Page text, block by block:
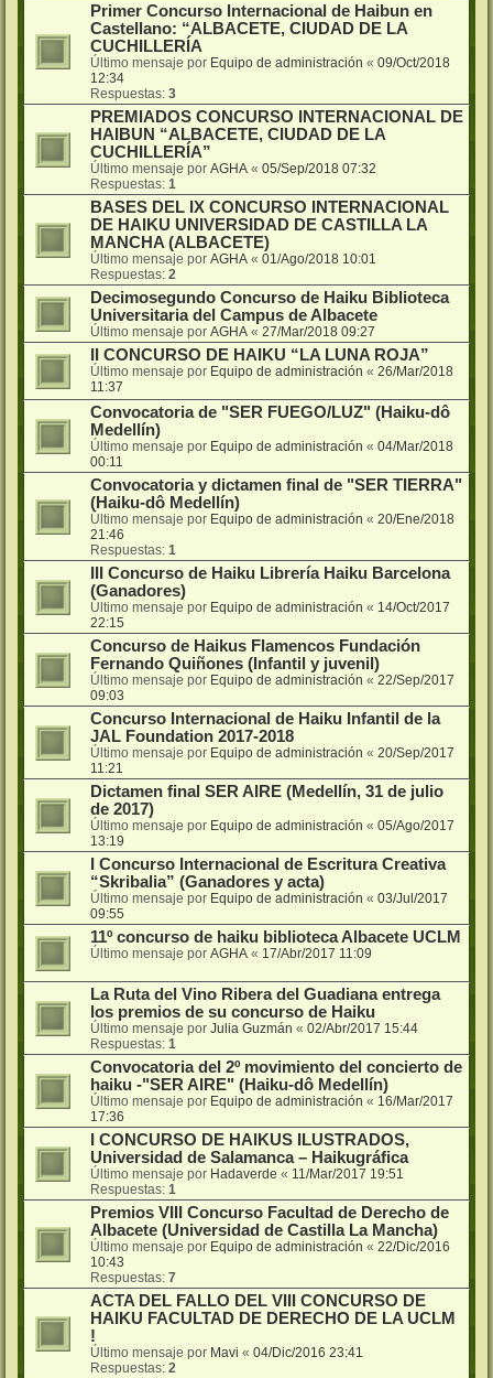
Primer Concurso Internacional de Haibun en
Castellano: “ALBACETE, CIUDAD DE LA
CUCHILLERÍA
Último mensaje por Equipo de administración « 09/Oct/2018
12:34
Respuestas: 3
PREMIADOS CONCURSO INTERNACIONAL DE
HAIBUN “ALBACETE, CIUDAD DE LA
CUCHILLERÍA”
Último mensaje por AGHA « 05/Sep/2018 07:32
Respuestas: 1
BASES DEL IX CONCURSO INTERNACIONAL
DE HAIKU UNIVERSIDAD DE CASTILLA LA
MANCHA (ALBACETE)
Último mensaje por AGHA « 01/Ago/2018 10:01
Respuestas: 2
Decimosegundo Concurso de Haiku Biblioteca
Universitaria del Campus de Albacete
Último mensaje por AGHA « 27/Mar/2018 09:27
II CONCURSO DE HAIKU “LA LUNA ROJA”
Último mensaje por Equipo de administración « 26/Mar/2018
11:37
Convocatoria de "SER FUEGO/LUZ" (Haiku-dô
Medellín)
Último mensaje por Equipo de administración « 04/Mar/2018
00:11
Convocatoria y dictamen final de "SER TIERRA"
(Haiku-dô Medellín)
Último mensaje por Equipo de administración « 20/Ene/2018
21:46
Respuestas: 1
III Concurso de Haiku Librería Haiku Barcelona
(Ganadores)
Último mensaje por Equipo de administración « 14/Oct/2017
22:15
Concurso de Haikus Flamencos Fundación
Fernando Quiñones (Infantil y juvenil)
Último mensaje por Equipo de administración « 22/Sep/2017
09:03
Concurso Internacional de Haiku Infantil de la
JAL Foundation 2017-2018
Último mensaje por Equipo de administración « 20/Sep/2017
11:21
Dictamen final SER AIRE (Medellín, 31 de julio
de 2017)
Último mensaje por Equipo de administración « 05/Ago/2017
13:19
I Concurso Internacional de Escritura Creativa
“Skribalia” (Ganadores y acta)
Último mensaje por Equipo de administración « 03/Jul/2017
09:55
11º concurso de haiku biblioteca Albacete UCLM
Último mensaje por AGHA « 17/Abr/2017 11:09
La Ruta del Vino Ribera del Guadiana entrega
los premios de su concurso de Haiku
Último mensaje por Julia Guzmán « 02/Abr/2017 15:44
Respuestas: 1
Convocatoria del 2º movimiento del concierto de
haiku -"SER AIRE" (Haiku-dô Medellín)
Último mensaje por Equipo de administración « 16/Mar/2017
17:36
I CONCURSO DE HAIKUS ILUSTRADOS,
Universidad de Salamanca – Haikugráfica
Último mensaje por Hadaverde « 11/Mar/2017 19:51
Respuestas: 1
Premios VIII Concurso Facultad de Derecho de
Albacete (Universidad de Castilla La Mancha)
Último mensaje por Equipo de administración « 22/Dic/2016
10:43
Respuestas: 7
ACTA DEL FALLO DEL VIII CONCURSO DE
HAIKU FACULTAD DE DERECHO DE LA UCLM
!
Último mensaje por Mavi « 04/Dic/2016 23:41
Respuestas: 2